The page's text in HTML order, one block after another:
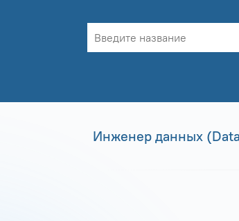
Инженер данных